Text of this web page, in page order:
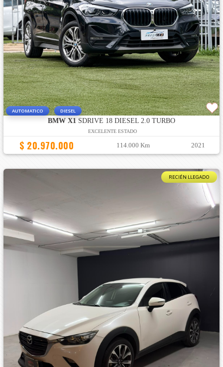
AUTOMATICO DIESEL
BMW X1SDRIVE 18 DIESEL 2.0 TURBO
EXCELENTE ESTADO
$ 20.970.000 114.000 Km 2021
RECIÉN LLEGADO